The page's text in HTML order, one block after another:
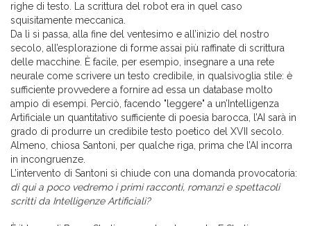
righe di testo. La scrittura del robot era in quel caso
squisitamente meccanica.
Da lì si passa, alla fine del ventesimo e all’inizio del nostro
secolo, all’esplorazione di forme assai più raffinate di scrittura
delle macchine. È facile, per esempio, insegnare a una rete
neurale come scrivere un testo credibile, in qualsivoglia stile: è
sufficiente provvedere a fornire ad essa un database molto
ampio di esempi. Perciò, facendo "leggere" a un’Intelligenza
Artificiale un quantitativo sufficiente di poesia barocca, l’AI sarà in
grado di produrre un credibile testo poetico del XVII secolo.
Almeno, chiosa Santoni, per qualche riga, prima che l’AI incorra
in incongruenze.
L’intervento di Santoni si chiude con una domanda provocatoria:
di qui a poco vedremo i primi racconti, romanzi e spettacoli
scritti da Intelligenze Artificiali?